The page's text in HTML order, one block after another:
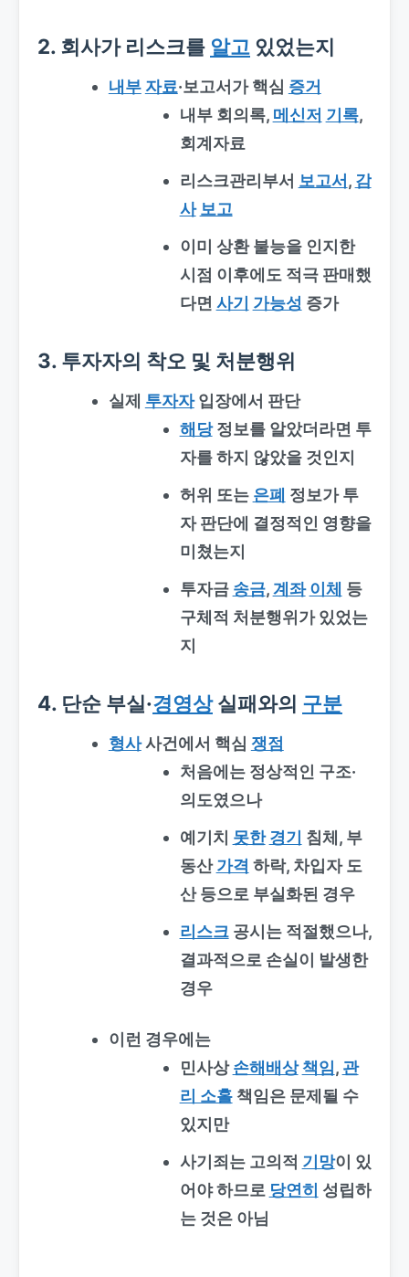
2. 회사가 리스크를 알고 있었는지
내부 자료·보고서가 핵심 증거
내부 회의록, 메신저 기록,
회계자료
리스크관리부서 보고서 , 감
사 보고
이미 상환 불능을 인지한
시점 이후에도 적극 판매했
다면 사기 가능성 증가
3. 투자자의 착오 및 처분행위
실제 투자자입장에서 판단
해당정보를 알았더라면 투
자를 하지 않았을 것인지
허위 또는 은폐 정보가 투
자 판단에 결정적인 영향을
미쳤는지
투자금 송금,계좌 이체 등
구체적 처분행위가 있었는
지
4. 단순 부실·경영상실패와의 구분
형사사건에서 핵심 쟁점
처음에는 정상적인 구조·
의도였으나
예기치 못한 경기 침체, 부
동산가격 하락, 차입자 도
산 등으로 부실화된 경우
리스크공시는 적절했으나,
결과적으로 손실이 발생한
경우
이런 경우에는
민사상손해배상 책임 , 관
리 소홀책임은 문제될 수
있지만
사기죄는 고의적 기망이 있
어야 하므로 당연히 성립하
는 것은 아님